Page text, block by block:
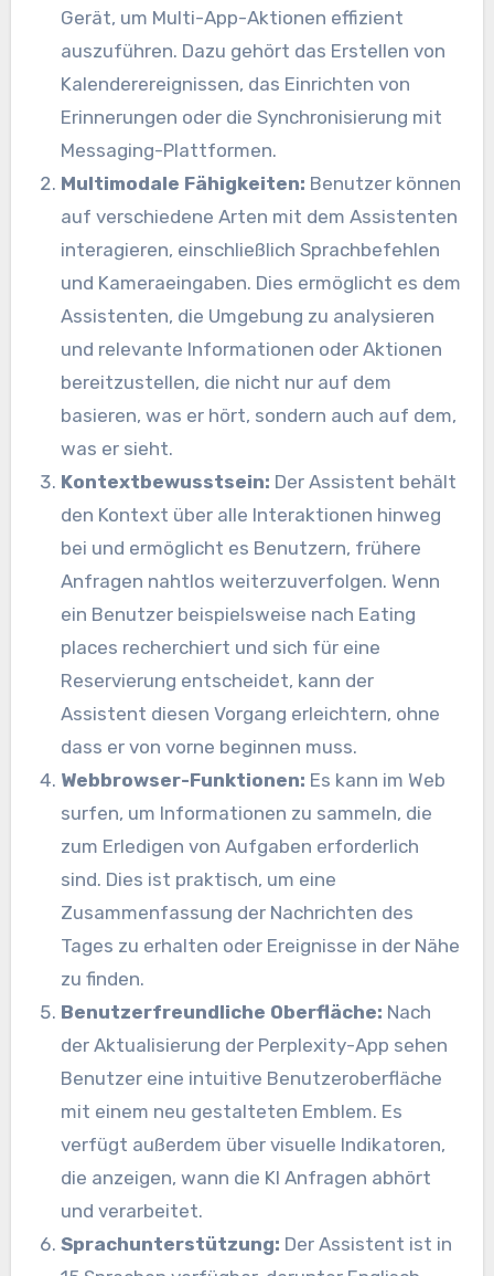
Gerät, um Multi-App-Aktionen effizient
auszuführen. Dazu gehört das Erstellen von
Kalenderereignissen, das Einrichten von
Erinnerungen oder die Synchronisierung mit
Messaging-Plattformen.
Multimodale Fähigkeiten: Benutzer können
auf verschiedene Arten mit dem Assistenten
interagieren, einschließlich Sprachbefehlen
und Kameraeingaben. Dies ermöglicht es dem
Assistenten, die Umgebung zu analysieren
und relevante Informationen oder Aktionen
bereitzustellen, die nicht nur auf dem
basieren, was er hört, sondern auch auf dem,
was er sieht.
Kontextbewusstsein: Der Assistent behält
den Kontext über alle Interaktionen hinweg
bei und ermöglicht es Benutzern, frühere
Anfragen nahtlos weiterzuverfolgen. Wenn
ein Benutzer beispielsweise nach Eating
places recherchiert und sich für eine
Reservierung entscheidet, kann der
Assistent diesen Vorgang erleichtern, ohne
dass er von vorne beginnen muss.
Webbrowser-Funktionen: Es kann im Web
surfen, um Informationen zu sammeln, die
zum Erledigen von Aufgaben erforderlich
sind. Dies ist praktisch, um eine
Zusammenfassung der Nachrichten des
Tages zu erhalten oder Ereignisse in der Nähe
zu finden.
Benutzerfreundliche Oberfläche: Nach
der Aktualisierung der Perplexity-App sehen
Benutzer eine intuitive Benutzeroberfläche
mit einem neu gestalteten Emblem. Es
verfügt außerdem über visuelle Indikatoren,
die anzeigen, wann die KI Anfragen abhört
und verarbeitet.
Sprachunterstützung: Der Assistent ist in